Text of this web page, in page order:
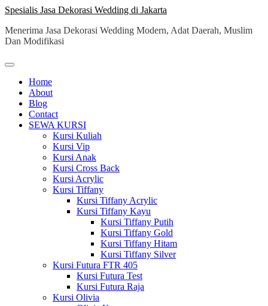
Skip
content
Spesialis Jasa Dekorasi Wedding di Jakarta
Menerima Jasa Dekorasi Wedding Modern, Adat Daerah, Muslim
Dan Modifikasi
Home
About
Blog
Contact
SEWA KURSI
Kursi Kuliah
Kursi Vip
Kursi Anak
Kursi Cross Back
Kursi Acrylic
Kursi Tiffany
Kursi Tiffany Acrylic
Kursi Tiffany Kayu
Kursi Tiffany Putih
Kursi Tiffany Gold
Kursi Tiffany Hitam
Kursi Tiffany Silver
Kursi Futura FTR 405
Kursi Futura Test
Kursi Futura Raja
Kursi Olivia